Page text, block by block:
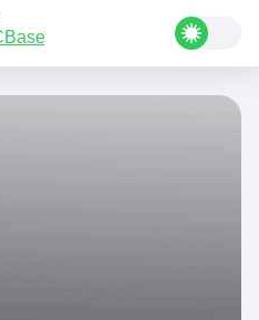
статьи
Руководства
в Minecraft 1.20